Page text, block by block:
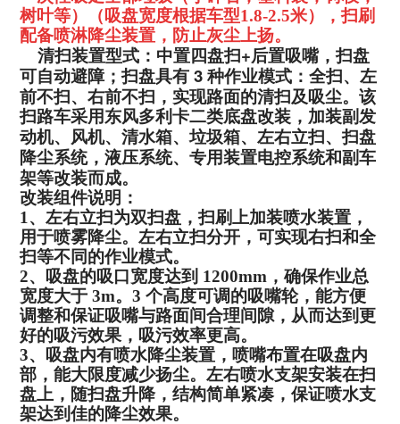
树叶等）（吸盘宽度根据车型1.8-2.5米），扫刷
配备喷淋降尘装置，防止灰尘上扬。
清扫装置型式：中置四盘扫+后置吸嘴，扫盘
可自动避障；扫盘具有 3种作业模式：全扫、左
前不扫、右前不扫，实现路面的清扫及吸尘。该
扫路车采用东风多利卡二类底盘改装，加装副发
动机、风机、清水箱、垃圾箱、左右立扫、扫盘
降尘系统，液压系统、专用装置电控系统和副车
架等改装而成。
改装组件说明：
1 、左右立扫为双扫盘，扫刷上加装喷水装置，
用于喷雾降尘。左右立扫分开，可实现右扫和全
扫等不同的作业模式。
2、吸盘的吸口宽度达到 1200mm ，确保作业总
宽度大于 3m。3个高度可调的吸嘴轮，能方便
调整和保证吸嘴与路面间合理间隙，从而达到 更
好的吸污效果，吸污效率更高。
3、吸盘内有喷水降尘装置，喷嘴布置在吸盘内
部，能大限度减少扬尘。左右喷水支架安装在扫
盘上，随扫盘升降，结构简单紧凑，保证喷水支
架达到佳的降尘效果。